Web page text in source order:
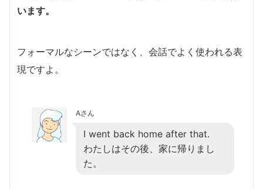
います。
フォーマルなシーンではなく、会話でよく使われる表
現ですよ。
Aさん
I went back home after that.
わたしはその後、家に帰りまし
た。